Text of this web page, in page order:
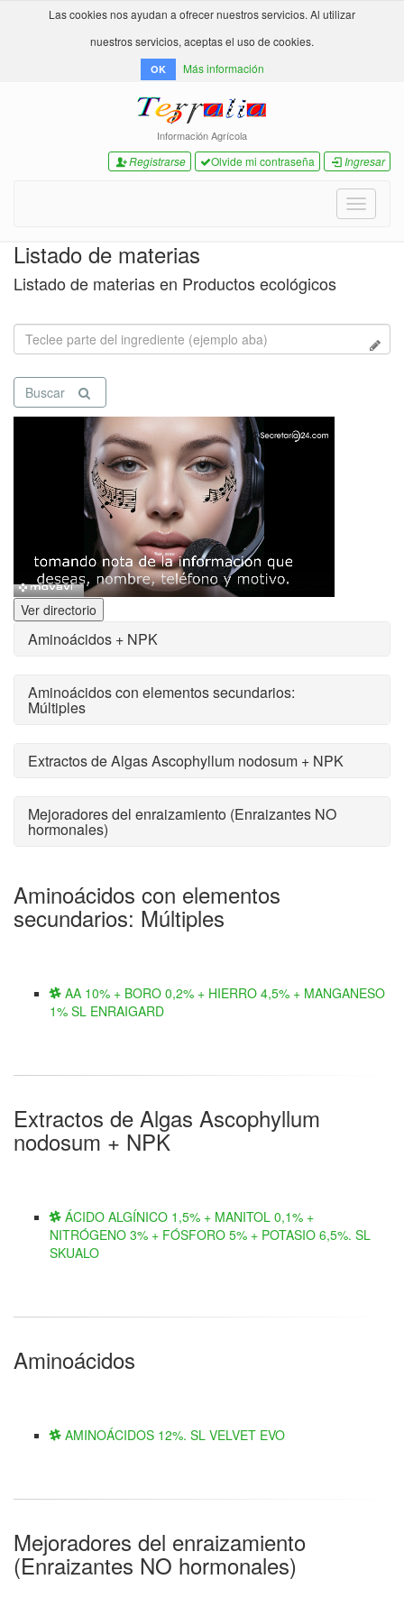
Las cookies nos ayudan a ofrecer nuestros servicios. Al utilizar
nuestros servicios, aceptas el uso de cookies.
OK Más información
Información Agrícola
Registrarse Olvide mi contraseña Ingresar
Toggle
Listado de materias
Listado de materias en Productos ecológicos
Buscar
Ver directorio
Aminoácidos + NPK
Aminoácidos con elementos secundarios:
Múltiples
Extractos de Algas Ascophyllum nodosum + NPK
Mejoradores del enraizamiento (Enraizantes NO
hormonales)
Aminoácidos con elementos
secundarios: Múltiples
AA 10% + BORO 0,2% + HIERRO 4,5% + MANGANESO
1% SL ENRAIGARD
Extractos de Algas Ascophyllum
nodosum + NPK
ÁCIDO ALGÍNICO 1,5% + MANITOL 0,1% +
NITRÓGENO 3% + FÓSFORO 5% + POTASIO 6,5%. SL
SKUALO
Aminoácidos
AMINOÁCIDOS 12%. SL VELVET EVO
Mejoradores del enraizamiento
(Enraizantes NO hormonales)